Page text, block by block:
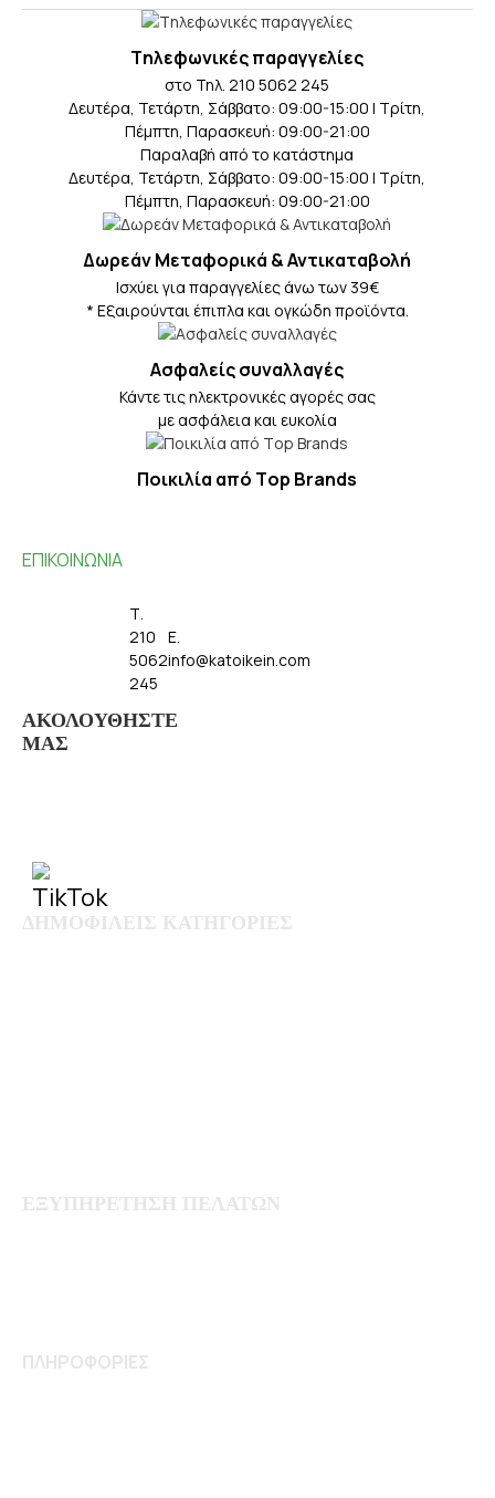
Tηλεφωνικές παραγγελίες
στο Τηλ. 210 5062 245
Δευτέρα, Τετάρτη, Σάββατο: 09:00-15:00 | Τρίτη,
Πέμπτη, Παρασκευή: 09:00-21:00
Παραλαβή από το κατάστημα
Δευτέρα, Τετάρτη, Σάββατο: 09:00-15:00 | Τρίτη,
Πέμπτη, Παρασκευή: 09:00-21:00
Δωρεάν Μεταφορικά & Αντικαταβολή
Iσχύει για παραγγελίες άνω των 39€
* Eξαιρούνται έπιπλα και ογκώδη προϊόντα.
Ασφαλείς συναλλαγές
Κάντε τις ηλεκτρονικές αγορές σας
με ασφάλεια και ευκολία
Ποικιλία από Τop Βrands
ΕΠΙΚΟΙΝΩΝΙΑ
Τ.
210
5062
245
E.
info@katoikein.com
ΑΚΟΛΟΥΘΗΣΤΕ
ΜΑΣ
ΔΗΜΟΦΙΛΕΙΣ ΚΑΤΗΓΟΡΙΕΣ
ΕΞΥΠΗΡΕΤΗΣΗ ΠΕΛΑΤΩΝ
ΠΛΗΡΟΦΟΡΙΕΣ